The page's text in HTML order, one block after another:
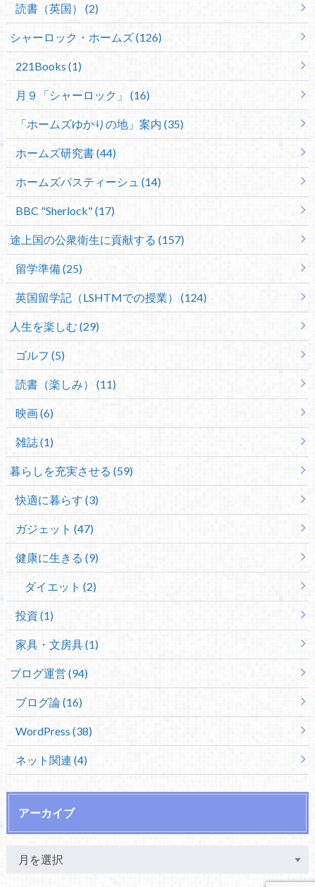
読書（英国） (2)
シャーロック・ホームズ (126)
221Books (1)
月９「シャーロック」 (16)
「ホームズゆかりの地」案内 (35)
ホームズ研究書 (44)
ホームズパスティーシュ (14)
BBC "Sherlock" (17)
途上国の公衆衛生に貢献する (157)
留学準備 (25)
英国留学記（LSHTMでの授業） (124)
人生を楽しむ (29)
ゴルフ (5)
読書（楽しみ） (11)
映画 (6)
雑誌 (1)
暮らしを充実させる (59)
快適に暮らす (3)
ガジェット (47)
健康に生きる (9)
ダイエット (2)
投資 (1)
家具・文房具 (1)
ブログ運営 (94)
ブログ論 (16)
WordPress (38)
ネット関連 (4)
アーカイブ